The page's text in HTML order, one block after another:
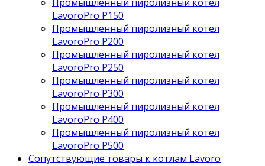
LavoroPro P150
Промышленный пиролизный котел
LavoroPro P200
Промышленный пиролизный котел
LavoroPro P250
Промышленный пиролизный котел
LavoroPro P300
Промышленный пиролизный котел
LavoroPro P400
Промышленный пиролизный котел
LavoroPro P500
Сопутствующие товары к котлам Lavoro